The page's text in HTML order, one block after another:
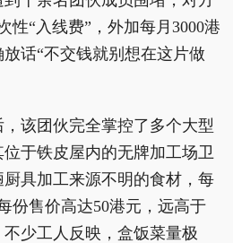
性“入线费”，外加每月3000港
话“不交钱就别想在这片做
该团伙完全掌控了多个大型
于铁皮屋内的无牌加工场卫
具加工来源不明的食材，每
份售价高达50港元，远高于
少工人反映，盒饭菜量极